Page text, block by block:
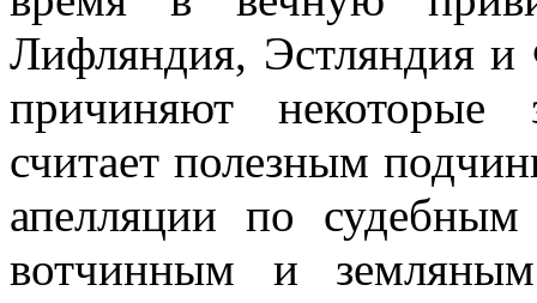
Лифляндия, Эстляндия и
причиняют некоторые
считает полезным
апелляции по
вотчинным и